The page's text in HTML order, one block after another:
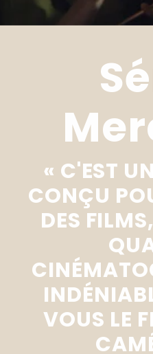
« C'EST
CONÇU
DES
VOUS LE